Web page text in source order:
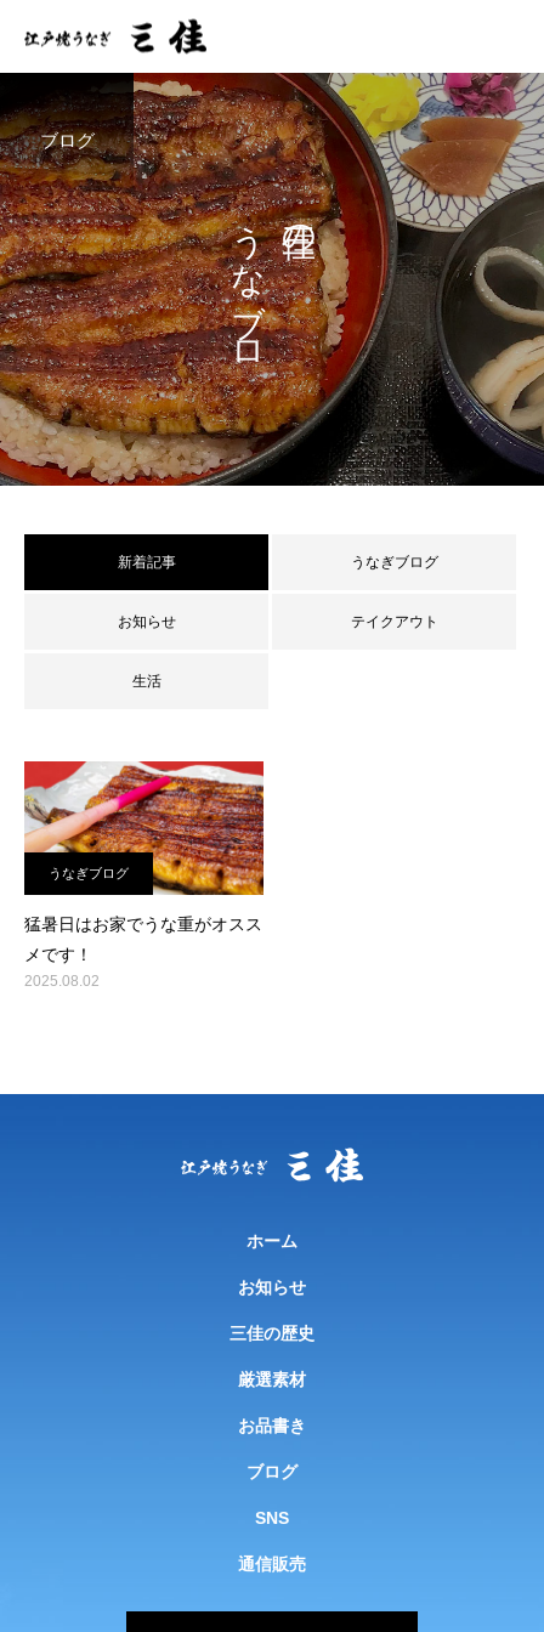
ブログ
三佳の
うなブロ
新着記事 うなぎブログ
お知らせ テイクアウト
生活
うなぎブログ
猛暑日はお家でうな重がオスス
メです！
2025.08.02
ホーム
お知らせ
三佳の歴史
厳選素材
お品書き
ブログ
SNS
通信販売